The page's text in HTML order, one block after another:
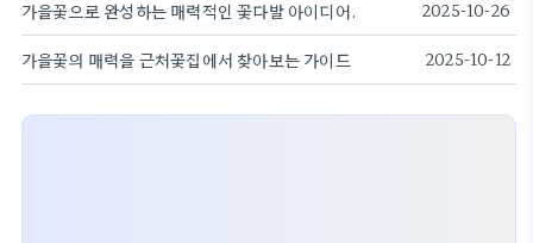
가을꽃으로 완성하는 매력적인 꽃다발 아이디어. 2025-10-26
가을꽃의 매력을 근처꽃집에서 찾아보는 가이드 2025-10-12